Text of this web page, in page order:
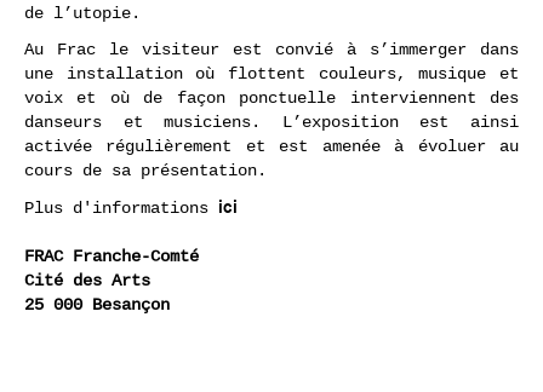
de l’utopie.
Au Frac le visiteur est convié à s’immerger dans
une installation où flottent couleurs, musique et
voix et où de façon ponctuelle interviennent des
danseurs et musiciens. L’exposition est ainsi
activée régulièrement et est amenée à évoluer au
cours de sa présentation.
Plus d'informations ici
FRAC Franche-Comté
Cité des Arts
25 000 Besançon